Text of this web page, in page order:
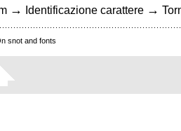
→ Identificazione carattere →
snot and fonts